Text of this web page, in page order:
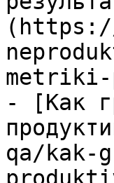
- [Как
qa/kak-